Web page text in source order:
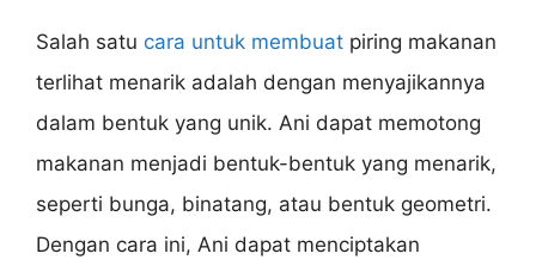
Salah satu cara untuk membuat piring makanan
terlihat menarik adalah dengan menyajikannya
dalam bentuk yang unik. Ani dapat memotong
makanan menjadi bentuk-bentuk yang menarik,
seperti bunga, binatang, atau bentuk geometri.
Dengan cara ini, Ani dapat menciptakan